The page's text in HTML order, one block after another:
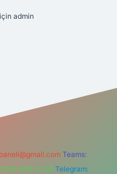
için admin
Teams:
606 0 726 Telegram: